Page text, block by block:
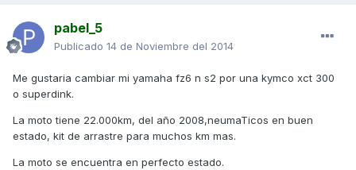
pabel_5
Publicado 14 de Noviembre del 2014
Me gustaria cambiar mi yamaha fz6 n s2 por una kymco xct 300
o superdink.
La moto tiene 22.000km, del año 2008,neumaTicos en buen
estado, kit de arrastre para muchos km mas.
La moto se encuentra en perfecto estado.